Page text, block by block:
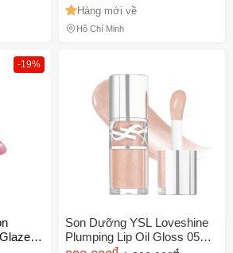
Hàng mới về
Hồ Chí Minh
-19%
Son Dưỡng YSL Loveshine
Plumping Lip Oil Gloss 05